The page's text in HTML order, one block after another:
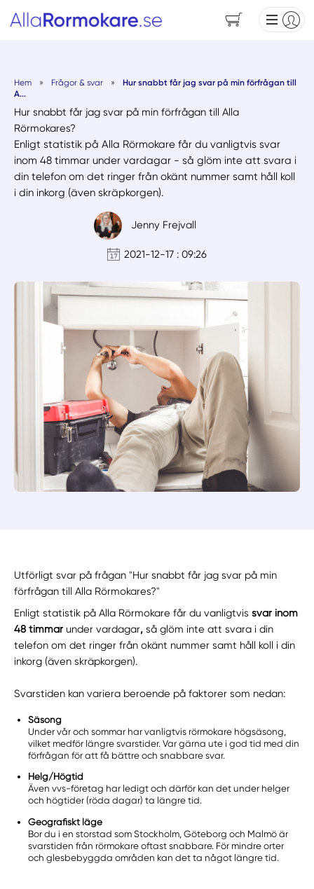
Hem » Frågor & svar »
Hur snabbt får jag svar på min förfrågan till
A...
Hur snabbt får jag svar på min förfrågan till Alla
Rörmokares?
Enligt statistik på Alla Rörmokare får du vanligtvis svar
inom 48 timmar under vardagar - så glöm inte att svara i
din telefon om det ringer från okänt nummer samt håll koll
i din inkorg (även skräpkorgen).
Jenny Frejvall
2021-12-17 : 09:26
Utförligt svar på frågan "Hur snabbt får jag svar på min
förfrågan till Alla Rörmokares?"
Enligt statistik på Alla Rörmokare får du vanligtvissvar inom
48 timmarunder vardagar,så glöm inte att svara i din
telefon om det ringer från okänt nummer samt håll koll i din
inkorg (även skräpkorgen).
Svarstiden kan variera beroende på faktorer som nedan:
Säsong
Under vår och sommar har vanligtvis rörmokare högsäsong,
vilket medför längre svarstider. Var gärna ute i god tid med din
förfrågan för att få bättre och snabbare svar.
Helg/Högtid
Även vvs-företag har ledigt och därför kan det under helger
och högtider (röda dagar) ta längre tid.
Geografiskt läge
Bor du i en storstad som Stockholm, Göteborg och Malmö är
svarstiden från rörmokare oftast snabbare. För mindre orter
och glesbebyggda områden kan det ta något längre tid.